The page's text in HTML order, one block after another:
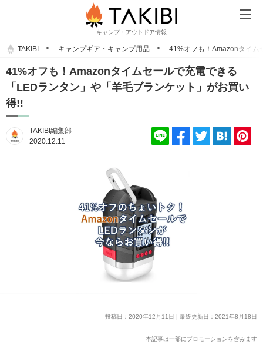
キャンプ・アウトドア情報
TAKIBI キャンプギア・キャンプ用品 41%オフも！Amazonタイム
41%オフも！Amazonタイムセールで充電できる
「LEDランタン」や「羊毛ブランケット」がお買い
得!!
TAKIBI編集部
2020.12.11
投稿日：2020年12月11日 | 最終更新日：2021年8月18日
本記事は一部にプロモーションを含みます